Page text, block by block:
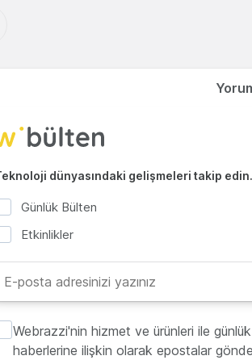
dünyasındaki gelişmeleri takip
Günlük Bülten
Etkinlikler
Webrazzi'nin hizmet ve ürünleri ile
haberlerine ilişkin olarak epostalar